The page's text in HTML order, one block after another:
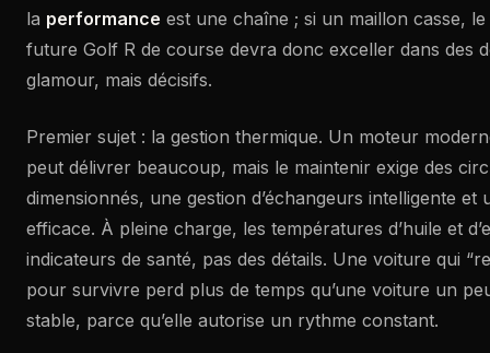
la performance est une chaîne ; si un maillon casse,
future Golf R de course devra donc exceller dans des
glamour, mais décisifs.
Premier sujet : la gestion thermique. Un moteur
peut délivrer beaucoup, mais le maintenir exige des
dimensionnés, une gestion d’échangeurs intelligente et
efficace. À pleine charge, les températures d’huile et
indicateurs de santé, pas des détails. Une voiture qui
pour survivre perd plus de temps qu’une voiture un
stable, parce qu’elle autorise un rythme constant.